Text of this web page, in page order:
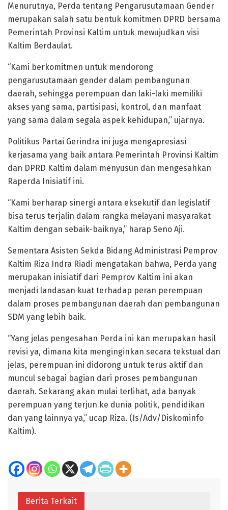
Menurutnya, Perda tentang Pengarusutamaan Gender
merupakan salah satu bentuk komitmen DPRD bersama
Pemerintah Provinsi Kaltim untuk mewujudkan visi
Kaltim Berdaulat.
“Kami berkomitmen untuk mendorong
pengarusutamaan gender dalam pembangunan
daerah, sehingga perempuan dan laki-laki memiliki
akses yang sama, partisipasi, kontrol, dan manfaat
yang sama dalam segala aspek kehidupan,” ujarnya.
Politikus Partai Gerindra ini juga mengapresiasi
kerjasama yang baik antara Pemerintah Provinsi Kaltim
dan DPRD Kaltim dalam menyusun dan mengesahkan
Raperda Inisiatif ini.
“Kami berharap sinergi antara eksekutif dan legislatif
bisa terus terjalin dalam rangka melayani masyarakat
Kaltim dengan sebaik-baiknya,” harap Seno Aji.
Sementara Asisten Sekda Bidang Administrasi Pemprov
Kaltim Riza Indra Riadi mengatakan bahwa, Perda yang
merupakan inisiatif dari Pemprov Kaltim ini akan
menjadi landasan kuat terhadap peran perempuan
dalam proses pembangunan daerah dan pembangunan
SDM yang lebih baik.
“Yang jelas pengesahan Perda ini kan merupakan hasil
revisi ya, dimana kita menginginkan secara tekstual dan
jelas, perempuan ini didorong untuk terus aktif dan
muncul sebagai bagian dari proses pembangunan
daerah. Sekarang akan mulai terlihat, ada banyak
perempuan yang terjun ke dunia politik, pendidikan
dan yang lainnya ya,” ucap Riza. (Is/Adv/Diskominfo
Kaltim).
Berita Terkait